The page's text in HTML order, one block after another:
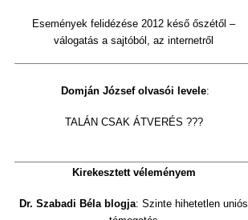
Események felidézése 2012 késő őszétől –
válogatás a sajtóból, az internetről
Domján József olvasói levele:
TALÁN CSAK ÁTVERÉS ???
Kirekesztett véleményem
Dr. Szabadi Béla blogja: Szinte hihetetlen uniós